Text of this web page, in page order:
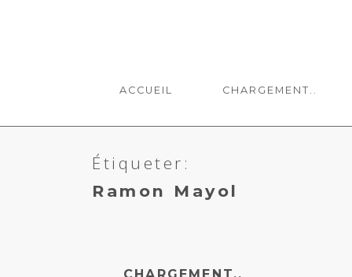
ACCUEIL CHARGEMENT..
Étiqueter:
Ramon Mayol